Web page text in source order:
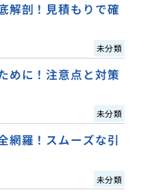
解剖！見積もりで確
未分類
めに！注意点と対策
未分類
網羅！スムーズな引
未分類